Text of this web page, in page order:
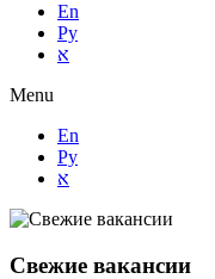
En
Ру
א
Menu
En
Ру
א
Свежие вакансии